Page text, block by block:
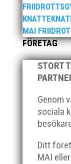
MAI
FÖRETAG
STORT
Genom
sociala
Ditt
MAI
Som
från MAI
enkel, ett
respektive
främsta i